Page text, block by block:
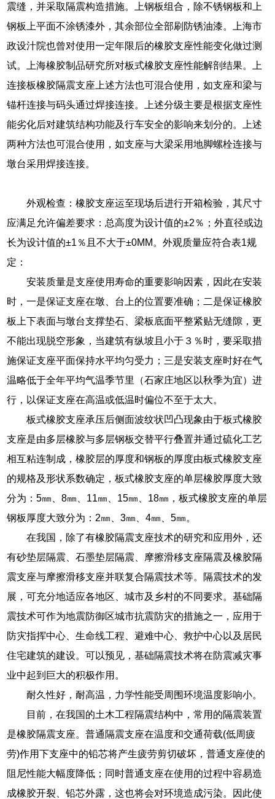
震缝，并采取隔震构造措施。上钢板组合，除不锈钢板和上
钢板上平面不涂锈漆外，其余部位全部刷防锈油漆。上海市
政设汁院也曾对使用一定年限后的橡胶支座性能变化做过测
试。上海橡胶制品研究所对板式橡胶支座性能解剖结果。上
连接板橡胶隔震支座上述方法也可混合使用，如支座和梁与
锚杆连接与码头通过焊接连接。上述分级主要是根据支座性
能劣化后对建筑结构功能及行车安全的影响来划分的。上述
两种方法也可混合使用，如支座与大梁采用地脚螺栓连接与
墩台采用焊接连接。
外观检查：橡胶支座运至现场后进行开箱检验，其尺寸
应满足允许偏差要求：总高度为设计值的±2％；外直径或边
长为设计值的±1％且不大于±0MM。外观质量应符合表1规
定：
安装质量是支座使用寿命的重要影响因素，因此在安装
时，一是保证支座在墩、台上的位置要准确；二是保证橡胶
板上下表面与墩台支撑垫石、梁板底面平整紧贴无缝隙，更
不能出现脱空形象，当建筑有纵坡且小于３％时，要采取措
施保证支座平面保持水平均匀受力；三是安装支座时好在气
温略低于全年平均气温季节里（石家庄地区以秋季为宜）进
行，以保证支座在高温或低温时偏位不至于太大。
板式橡胶支座承压后侧面波纹状凹凸现象由于板式橡胶
支座是由多层橡胶与多层钢板交替平行叠置并通过硫化工艺
相互粘连制成，橡胶层的厚度和钢板的厚度由板式橡胶支座
的规格及形状系数确定，板式橡胶支座的单层橡胶厚度大致
分为：5㎜、8㎜、11㎜、15㎜、18㎜，板式橡胶支座的单层
钢板厚度大致分为：2㎜、3㎜、4㎜、5㎜。
在我国，除了有橡胶隔震支座技术的研究和应用外，还
有砂垫层隔震、石墨垫层隔震、摩擦滑移支座隔震及橡胶隔
震支座与摩擦滑移支座并联复合隔震技术等。隔震技术的发
展，可充分地适应各地区、城市及乡村的不同要求。基础隔
震技术可作为地震防御区城市抗震防灾的措施之一，应用于
防灾指挥中心、生命线工程、避难中心、救护中心以及居民
住宅建筑的建设。可以预见，基础隔震技术将在防震减灾事
业中起到巨大的积极作用。
耐久性好，耐高温，力学性能受周围环境温度影响小。
目前，在我国的土木工程隔震结构中，常用的隔震装置
是橡胶隔震支座。普通隔震支座在温度和交通荷载(低周疲
劳)作用下支座中的铅芯将产生疲劳剪切破坏，普通支座使的
阻尼性能大幅度降低；同时普通支座在使用的过程中容易造
成橡胶开裂、铅芯外露，这也将会对环境造成污染。因此使